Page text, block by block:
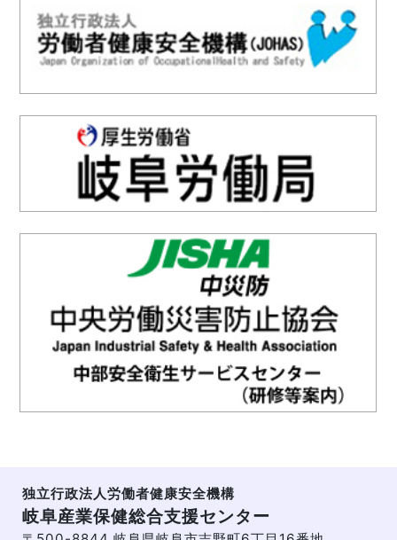
独立行政法人労働者健康安全機構
岐阜産業保健総合支援センター